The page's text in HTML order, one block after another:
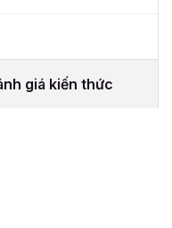
giá kiến thức